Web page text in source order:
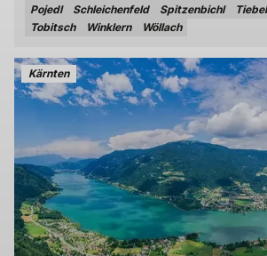
Pojedl
Schleichenfeld Spitzenbichl Tiebel
Tobitsch
Winklern Wöllach
Kärnten